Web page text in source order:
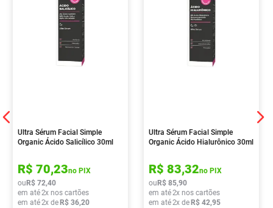
Ultra Sérum Facial Simple
Organic Ácido Salicílico 30ml
R$ 70,23no PIX
ou R$ 72,40
em até2x nos cartões
em até2x de R$ 36,20
Ultra Sérum Facial Simple
Organic Ácido Hialurônico 30ml
R$ 83,32no PIX
ou R$ 85,90
em até2x nos cartões
em até2x de R$ 42,95